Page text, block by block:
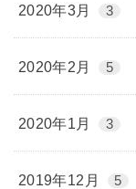
2020年3月 3
2020年2月 5
2020年1月 3
2019年12月 5